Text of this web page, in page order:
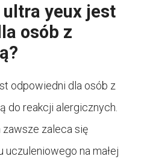
yeux jest
osób z
odpowiedni dla osób z
do reakcji alergicznych.
zaleca się
na małej